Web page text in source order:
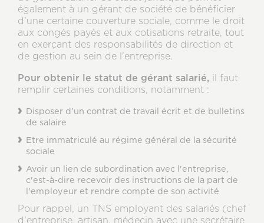
également à un gérant de société de bénéficier
d’une certaine couverture sociale, comme le droit
aux congés payés et aux cotisations retraite, tout
en exerçant des responsabilités de direction et
de gestion au sein de l'entreprise.
Pour obtenir le statut de gérant salarié, il faut
remplir certaines conditions, notamment :
Disposer d’un contrat de travail écrit et de bulletins
de salaire
Etre immatriculé au régime général de la sécurité
sociale
Avoir un lien de subordination avec l'entreprise,
c'est-à-dire recevoir des instructions de la part de
l'employeur et rendre compte de son activité
Pour rappel, un TNS employant des salariés (chef
d’entreprise, artisan, médecin avec une secrétaire